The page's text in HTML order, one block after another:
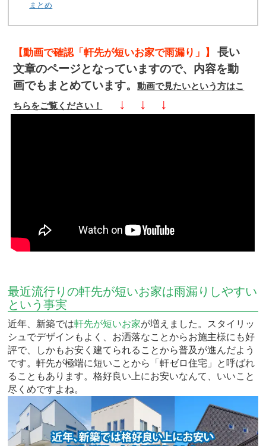
まとめ
【動画で確認「軒先が短いお家で雨漏り」】
長い
文章のページとなっていますので、内容を動
画でもまとめています。動画で見たいという方はこ
ちらをご覧ください！
↓ ↓ ↓
最近流行りの軒先が短いお家は雨漏りしやすい
という事実
近年、新築では軒先が短いお家が増えました。スタイリッ
シュでデザインもよく、お洒落なことからお施主様にも好
評で、しかもお安く建てられることから普及が進んだよう
です。軒先が極端に短いことから「軒ゼロ住宅」と呼ばれ
ることもあります。格好良い上にお安いなんて、いいこと
尽くめですよね。